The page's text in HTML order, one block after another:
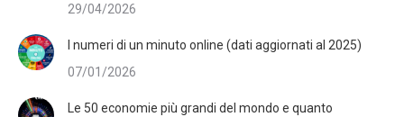
29/04/2026
I numeri di un minuto online (dati aggiornati al 2025)
07/01/2026
Le 50 economie più grandi del mondo e quanto